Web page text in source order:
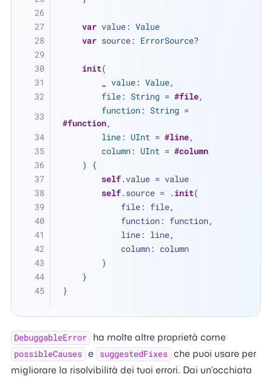
var value: Value
var source: ErrorSource?
init(
value: Value,
file: String = #file,
function: String =
#function,
line: UInt = #line,
column: UInt = #column
    ) {
self.value = value
self.source = .init(
            file: file,
            function: function,
            line: line,
            column: column
        )
    }
}
DebuggableError ha molte altre proprietà come
possibleCauses e suggestedFixes che puoi usare per
migliorare la risolvibilità dei tuoi errori. Dai un’occhiata